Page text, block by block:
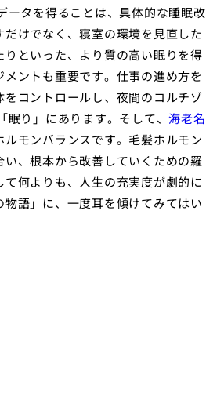
ータを得ることは、具体的な睡眠改
けでなく、寝室の環境を見直した
といった、より質の高い眠りを得
ントも重要です。仕事の進め方を
コントロールし、夜間のコルチゾ
眠り」にあります。そして、海老名
モンバランスです。毛髪ホルモン
、根本から改善していくための羅
何よりも、人生の充実度が劇的に
語」に、一度耳を傾けてみてはい